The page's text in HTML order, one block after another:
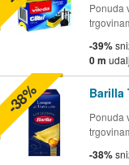
Ponuda
-39%
0 m
Barilla
Ponuda
-38%
-38%